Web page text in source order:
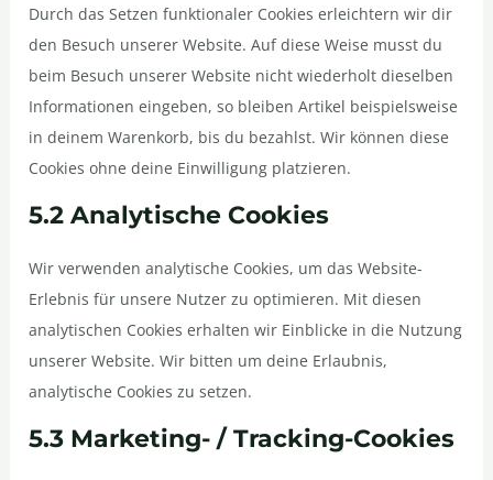
Durch das Setzen funktionaler Cookies erleichtern wir dir
den Besuch unserer Website. Auf diese Weise musst du
beim Besuch unserer Website nicht wiederholt dieselben
Informationen eingeben, so bleiben Artikel beispielsweise
in deinem Warenkorb, bis du bezahlst. Wir können diese
Cookies ohne deine Einwilligung platzieren.
5.2 Analytische Cookies
Wir verwenden analytische Cookies, um das Website-
Erlebnis für unsere Nutzer zu optimieren. Mit diesen
analytischen Cookies erhalten wir Einblicke in die Nutzung
unserer Website. Wir bitten um deine Erlaubnis,
analytische Cookies zu setzen.
5.3 Marketing- / Tracking-Cookies